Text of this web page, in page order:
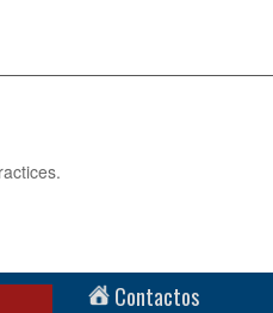
Contactos